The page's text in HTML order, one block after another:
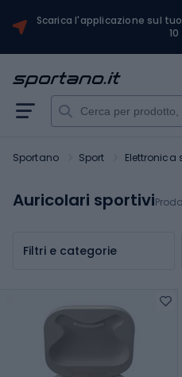
Scarica l'applicazione sul
10
Sportano Sport Elettronica
Auricolari sportivi
Filtri e categorie